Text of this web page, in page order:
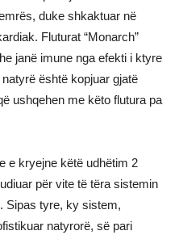
duke shkaktuar në
Fluturat “Monarch”
janë imune nga efekti i ktyre
është kopjuar gjatë
ushqehen me këto flutura pa
e kryejne këtë udhëtim 2
për vite të tëra sistemin
Sipas tyre, ky sistem,
natyrorë, së pari